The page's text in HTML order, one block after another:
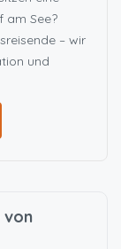
am See?
– wir
und
von